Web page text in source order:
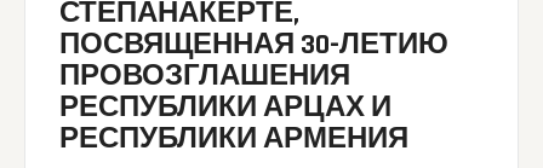
СТЕПАНАКЕРТЕ,
ПОСВЯЩЕННАЯ 30-ЛЕТИЮ
ПРОВОЗГЛАШЕНИЯ
РЕСПУБЛИКИ АРЦАХ И
РЕСПУБЛИКИ АРМЕНИЯ